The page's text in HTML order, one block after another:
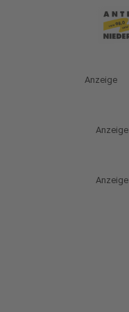
Anzeige
Anzeige
Anzeige